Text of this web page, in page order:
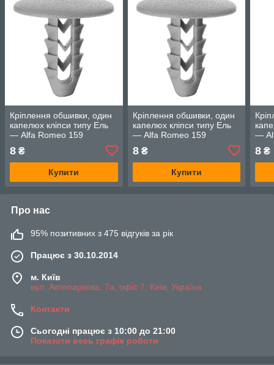
Кріплення обшивки, один
капелюх кліпси типу Ель
— Alfa Romeo 159
8 ₴
Купити
Кріплення обшивки, один
капелюх кліпси типу Ель
— Alfa Romeo 159
8₴
Купити
—
8 ₴
Про нас
95% позитивних з 475 відгуків за рік
Працює з 30.10.2014
м. Київ
вул. Автопаркова, 7а, офіс 7, Київ, Україна
Контакти
Сьогодні працює з 10:00 до 21:00
Показати весь графік роботи